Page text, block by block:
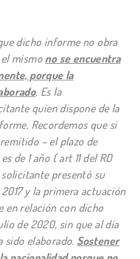
dicho informe no obra
mismo no se encuentra
porque la
. Es la
quien dispone de la
Recordemos que si
– el plazo de
de 1 año ( art 11 del RD
presentó su
y la primera actuación
en relación con dicho
de 2020, sin que al día
sido elaborado. Sostener